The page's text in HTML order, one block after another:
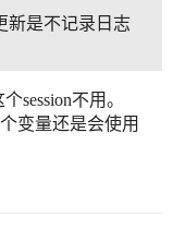
新是不记录日志
session不用。
变量还是会使用